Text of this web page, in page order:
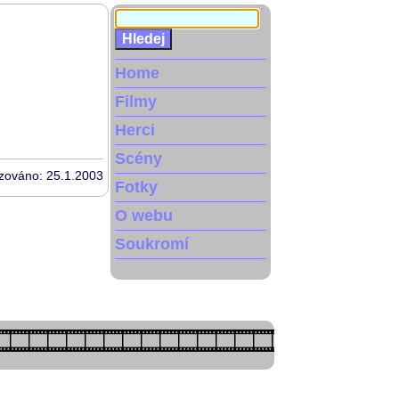
25.1.2003
Home
Filmy
Herci
Scény
Fotky
O webu
Soukromí